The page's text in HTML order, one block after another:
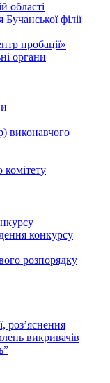
області
філії
пробації»
органи
виконавчого
комітету
конкурсу
розпорядку
роз’яснення
викривачів